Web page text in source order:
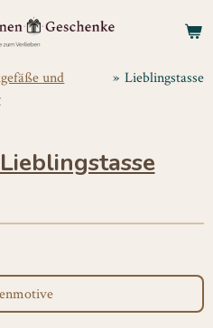
und
» Lieblingstasse